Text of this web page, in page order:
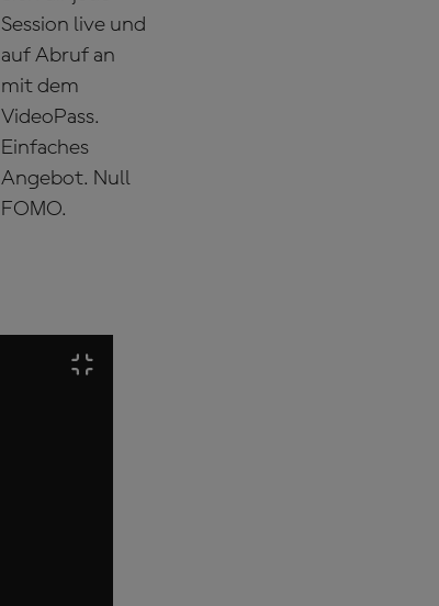
Session live und
auf Abruf an
mit dem
VideoPass.
Einfaches
Angebot. Null
FOMO.